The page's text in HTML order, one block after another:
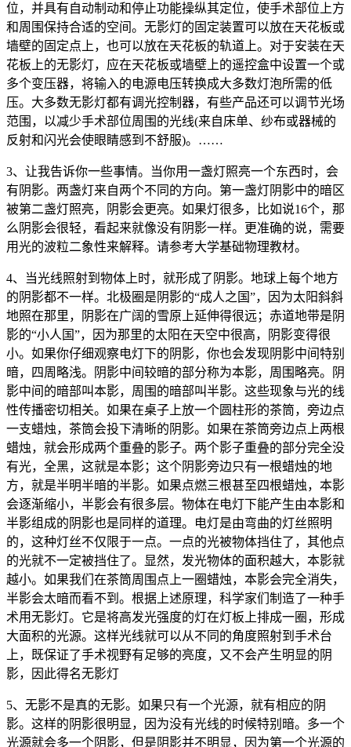
位，并具有自动制动和停止功能操纵其定位，使手术部位上方
和周围保持合适的空间。无影灯的固定装置可以放在天花板或
墙壁的固定点上，也可以放在天花板的轨道上。对于安装在天
花板上的无影灯，应在天花板或墙壁上的遥控盒中设置一个或
多个变压器，将输入的电源电压转换成大多数灯泡所需的低
压。大多数无影灯都有调光控制器，有些产品还可以调节光场
范围，以减少手术部位周围的光线(来自床单、纱布或器械的
反射和闪光会使眼睛感到不舒服)。……
3、让我告诉你一些事情。当你用一盏灯照亮一个东西时，会
有阴影。两盏灯来自两个不同的方向。第一盏灯阴影中的暗区
被第二盏灯照亮，阴影会更亮。如果灯很多，比如说16个，那
么阴影会很轻，看起来就像没有阴影一样。更准确的说，需要
用光的波粒二象性来解释。请参考大学基础物理教材。
4、当光线照射到物体上时，就形成了阴影。地球上每个地方
的阴影都不一样。北极圈是阴影的“成人之国”，因为太阳斜斜
地照在那里，阴影在广阔的雪原上延伸得很远；赤道地带是阴
影的“小人国”，因为那里的太阳在天空中很高，阴影变得很
小。如果你仔细观察电灯下的阴影，你也会发现阴影中间特别
暗，四周略浅。阴影中间较暗的部分称为本影，周围略亮。阴
影中间的暗部叫本影，周围的暗部叫半影。这些现象与光的线
性传播密切相关。如果在桌子上放一个圆柱形的茶筒，旁边点
一支蜡烛，茶筒会投下清晰的阴影。如果在茶筒旁边点上两根
蜡烛，就会形成两个重叠的影子。两个影子重叠的部分完全没
有光，全黑，这就是本影；这个阴影旁边只有一根蜡烛的地
方，就是半明半暗的半影。如果点燃三根甚至四根蜡烛，本影
会逐渐缩小，半影会有很多层。物体在电灯下能产生由本影和
半影组成的阴影也是同样的道理。电灯是由弯曲的灯丝照明
的，这种灯丝不仅限于一点。一点的光被物体挡住了，其他点
的光就不一定被挡住了。显然，发光物体的面积越大，本影就
越小。如果我们在茶筒周围点上一圈蜡烛，本影会完全消失，
半影会太暗而看不到。根据上述原理，科学家们制造了一种手
术用无影灯。它是将高发光强度的灯在灯板上排成一圈，形成
大面积的光源。这样光线就可以从不同的角度照射到手术台
上，既保证了手术视野有足够的亮度，又不会产生明显的阴
影，因此得名无影灯
5、无影不是真的无影。如果只有一个光源，就有相应的阴
影。这样的阴影很明显，因为没有光线的时候特别暗。多一个
光源就会多一个阴影，但是阴影并不明显，因为第一个光源的